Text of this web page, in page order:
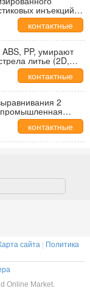
инъекций
инструмента
контактные
данные
ABS, PP, умирают
литье (2D,
контактные
данные
2
промышленная
контактные
данные
сайта|
Политика
Online Market.